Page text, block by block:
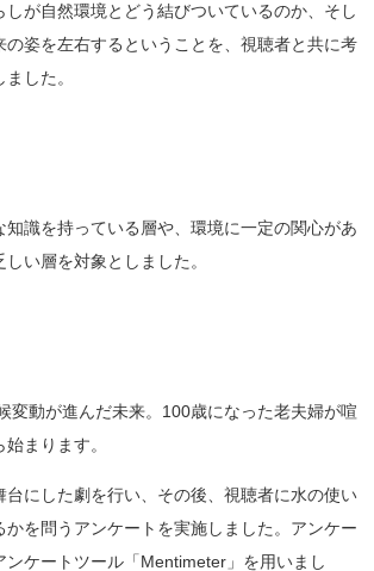
しが自然環境とどう結びついているのか、そし
の姿を左右するということを、視聴者と共に考
した。
知識を持っている層や、環境に一定の関心があ
い層を対象としました。
変動が進んだ未来。100歳になった老夫婦が喧
まります。
台にした劇を行い、その後、視聴者に水の使い
かを問うアンケートを実施しました。アンケー
ンケートツール「Mentimeter」を用いまし